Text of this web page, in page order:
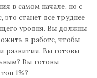
в самом начале, но с
станет все труднее
уровня. Вы должны
в работе, чтобы
развития. Вы готовы
Вы готовы
1%?